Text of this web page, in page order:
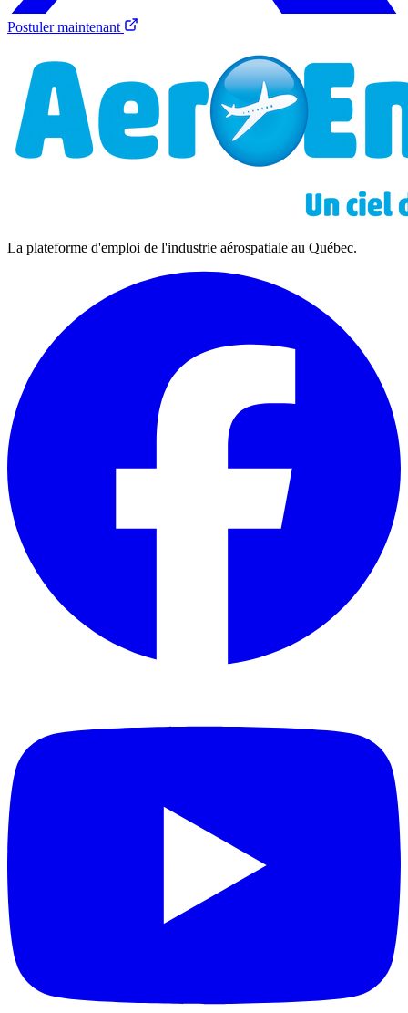
Postuler maintenant
La plateforme d'emploi de l'industrie aérospatiale au Québec.